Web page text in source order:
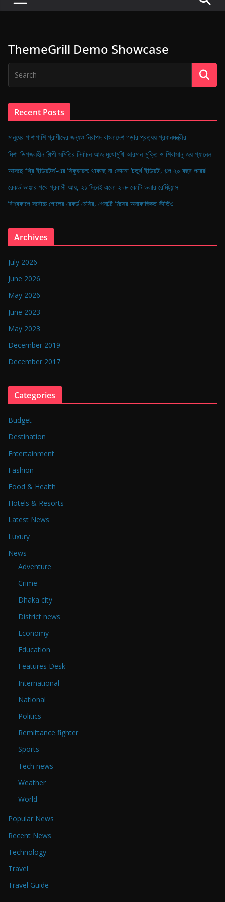
s
e
f
D
i
g
a
l
B
n
g
ThemeGrill Demo Showcase
Recent Posts
মানুষের পাশাপাশি প্রাণীদের জন্যও নিরাপদ বাংলাদেশ গড়ার প্রত্যয় প্রধানমন্ত্রীর
মিশা-ডিপজলহীন শিল্পী সমিতির নির্বাচন আজ মুখোমুখি আরমান-মুক্তি ও শিবাসানু-জয় প্যানেল
আসছে ‘থ্রি ইডিয়টস’-এর সিক্যুয়েল: থাকছে না কোনো ‘চতুর্থ ইডিয়ট’, গল্প ২০ বছর পরের!
রেকর্ড ভাঙার পথে প্রবাসী আয়, ২১ দিনেই এলো ২০৮ কোটি ডলার রেমিট্যান্স
বিশ্বকাপে সর্বোচ্চ গোলের রেকর্ড মেসির, পেনাল্টি মিসের অনাকাঙ্ক্ষিত কীর্তিও
Archives
July 2026
June 2026
May 2026
June 2023
May 2023
December 2019
December 2017
Categories
Budget
Destination
Entertainment
Fashion
Food & Health
Hotels & Resorts
Latest News
Luxury
News
Adventure
Crime
Dhaka city
District news
Economy
Education
Features Desk
International
National
Politics
Remittance fighter
Sports
Tech news
Weather
World
Popular News
Recent News
Technology
Travel
Travel Guide